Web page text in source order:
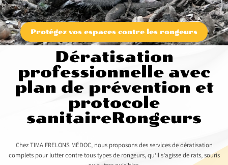
Protégez vos espaces contre les rongeurs
Dératisation
professionnelle avec
plan de prévention et
protocole
sanitaireRongeurs
Chez TIMA FRELONS MÉDOC, nous proposons des services de dératisation
complets pour lutter contre tous types de rongeurs, qu’il s’agisse de rats, souris